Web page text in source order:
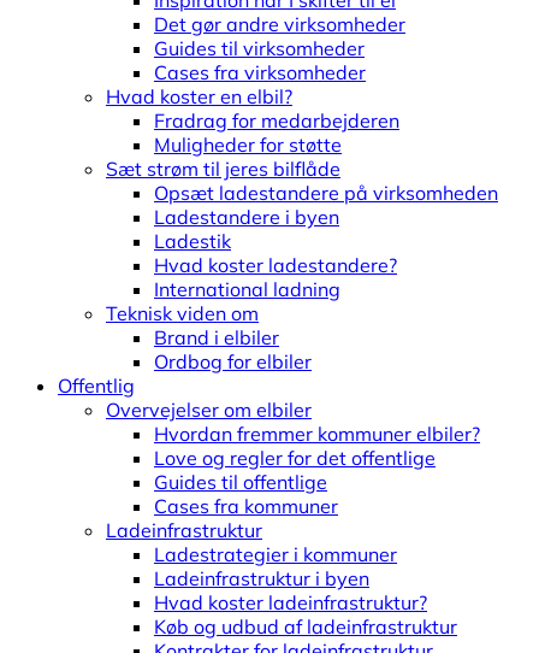
Det gør andre virksomheder
Guides til virksomheder
Cases fra virksomheder
Hvad koster en elbil?
Fradrag for medarbejderen
Muligheder for støtte
Sæt strøm til jeres bilflåde
Opsæt ladestandere på virksomheden
Ladestandere i byen
Ladestik
Hvad koster ladestandere?
International ladning
Teknisk viden om
Brand i elbiler
Ordbog for elbiler
Offentlig
Overvejelser om elbiler
Hvordan fremmer kommuner elbiler?
Love og regler for det offentlige
Guides til offentlige
Cases fra kommuner
Ladeinfrastruktur
Ladestrategier i kommuner
Ladeinfrastruktur i byen
Hvad koster ladeinfrastruktur?
Køb og udbud af ladeinfrastruktur